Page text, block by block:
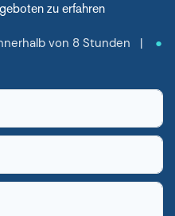
zu erfahren
von 8 Stunden |
●